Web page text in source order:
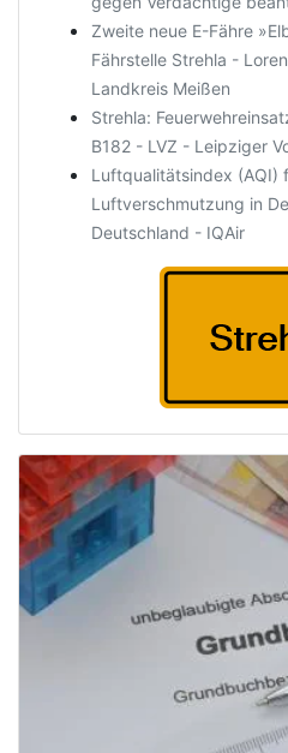
Zweite neue E-Fähre
Fährstelle Strehla -
Landkreis Meißen
Strehla:
B182 - LVZ - Leipziger
Luftqualitätsindex (AQI)
Luftverschmutzung in
Deutschland - IQAir